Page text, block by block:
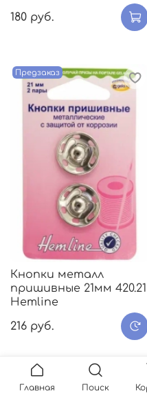
180 руб.
Предзаказ
Кнопки металл
пришивные 21мм 420.21
Hemline
216 руб.
Главная Поиск